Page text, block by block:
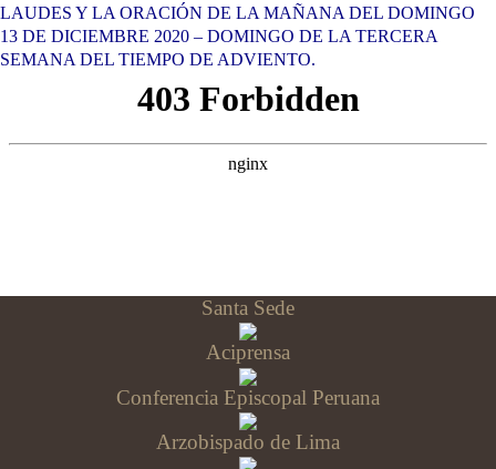
LAUDES Y LA ORACIÓN DE LA MAÑANA DEL DOMINGO
13 DE DICIEMBRE 2020 – DOMINGO DE LA TERCERA
SEMANA DEL TIEMPO DE ADVIENTO.
Santa Sede
Aciprensa
Conferencia Episcopal Peruana
Arzobispado de Lima